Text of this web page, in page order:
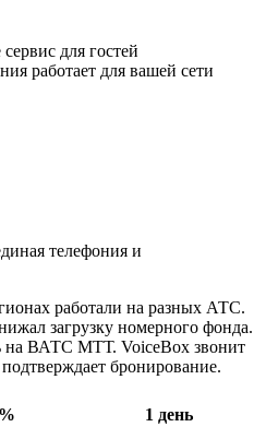
для гостей
работает для вашей сети
телефония и
работали на разных АТС.
загрузку номерного фонда.
на ВАТС МТТ. VoiceBox звонит
подтверждает бронирование.
1 день